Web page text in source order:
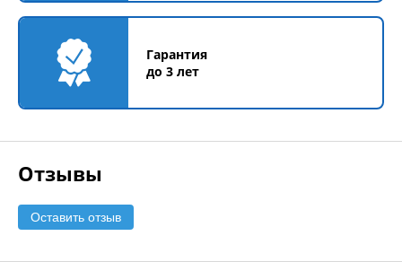
Гарантия
до 3 лет
Отзывы
Оставить отзыв